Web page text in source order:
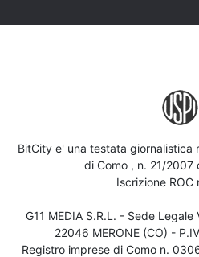
BitCity e' una testata giornalistica
di Como , n. 21/2007
Iscrizione ROC
G11 MEDIA S.R.L. - Sede Legale
22046 MERONE (CO) -
Registro imprese di Como n.